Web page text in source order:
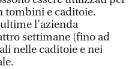
tombini e caditoie.
l’azienda
settimane (fino ad
nelle caditoie e nei